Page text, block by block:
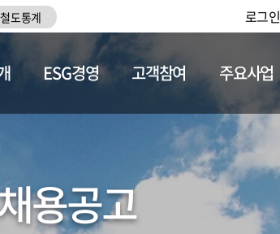
도통계 로그인
채용정보
ESG경영 고객참여 주요사업
용공고